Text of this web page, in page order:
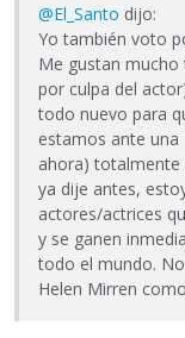
@El_Santo dijo:
Yo también voto
Me gustan
por culpa del
todo nuevo para
estamos ante una
ahora) totalmente
ya dije antes,
actores/actrices
y se ganen
todo el mundo.
Helen Mirren